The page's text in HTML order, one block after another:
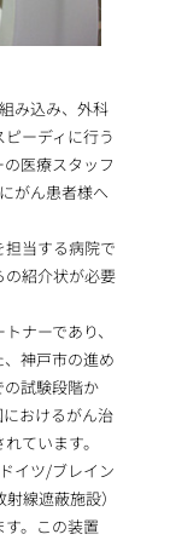
み込み、外科
ーディに行う
医療スタッフ
がん患者様へ
当する病院で
紹介状が必要
ナーであり、
神戸市の進め
試験段階か
おけるがん治
ています。
イツ/ブレイン
線遮蔽施設）
。この装置